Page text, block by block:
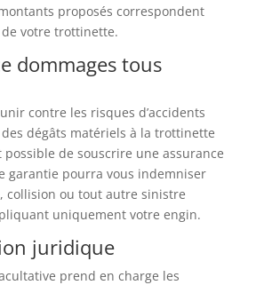
proposés correspondent
votre trottinette.
dommages tous
contre les risques d’accidents
dégâts matériels à la trottinette
de souscrire une assurance
garantie pourra vous indemniser
collision ou tout autre sinistre
uniquement votre engin.
juridique
prend en charge les